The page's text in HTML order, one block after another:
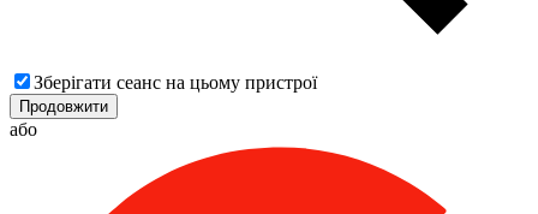
Зберігати сеанс на цьому пристрої
Продовжити
або